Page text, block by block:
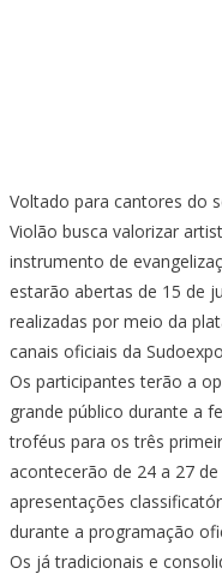
Voltado para cantores do
Violão busca valorizar
instrumento de
estarão abertas de 15 de
realizadas por meio da
canais oficiais da
Os participantes terão a
grande público durante a
troféus para os três
acontecerão de 24 a 27
apresentações
durante a programação
Os já tradicionais e